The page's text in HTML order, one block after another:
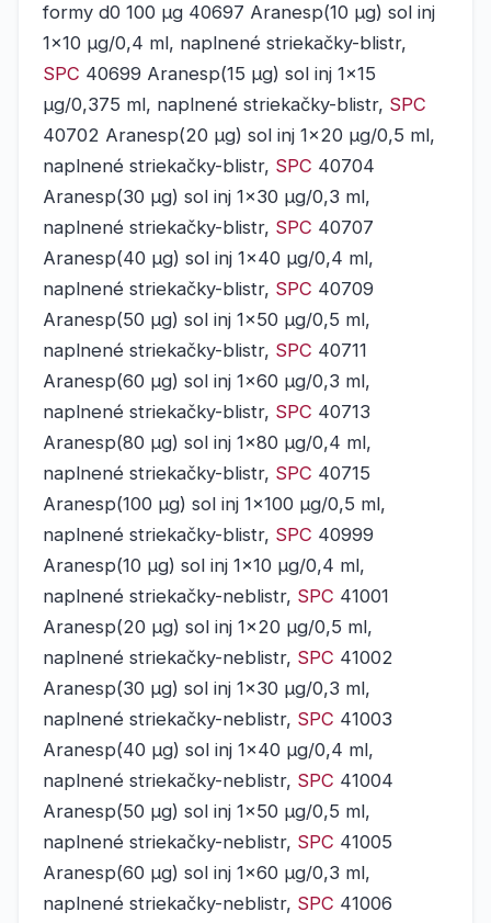
formy d0 100 μg 40697 Aranesp(10 μg) sol inj
1x10 μg/0,4 ml, naplnené striekačky-blistr,
SPC 40699 Aranesp(15 μg) sol inj 1x15
μg/0,375 ml, naplnené striekačky-blistr, SPC
40702 Aranesp(20 μg) sol inj 1x20 μg/0,5 ml,
naplnené striekačky-blistr, SPC 40704
Aranesp(30 μg) sol inj 1x30 μg/0,3 ml,
naplnené striekačky-blistr, SPC 40707
Aranesp(40 μg) sol inj 1x40 μg/0,4 ml,
naplnené striekačky-blistr, SPC 40709
Aranesp(50 μg) sol inj 1x50 μg/0,5 ml,
naplnené striekačky-blistr, SPC 40711
Aranesp(60 μg) sol inj 1x60 μg/0,3 ml,
naplnené striekačky-blistr, SPC 40713
Aranesp(80 μg) sol inj 1x80 μg/0,4 ml,
naplnené striekačky-blistr, SPC 40715
Aranesp(100 μg) sol inj 1x100 μg/0,5 ml,
naplnené striekačky-blistr, SPC 40999
Aranesp(10 μg) sol inj 1x10 μg/0,4 ml,
naplnené striekačky-neblistr, SPC 41001
Aranesp(20 μg) sol inj 1x20 μg/0,5 ml,
naplnené striekačky-neblistr, SPC 41002
Aranesp(30 μg) sol inj 1x30 μg/0,3 ml,
naplnené striekačky-neblistr, SPC 41003
Aranesp(40 μg) sol inj 1x40 μg/0,4 ml,
naplnené striekačky-neblistr, SPC 41004
Aranesp(50 μg) sol inj 1x50 μg/0,5 ml,
naplnené striekačky-neblistr, SPC 41005
Aranesp(60 μg) sol inj 1x60 μg/0,3 ml,
naplnené striekačky-neblistr, SPC 41006